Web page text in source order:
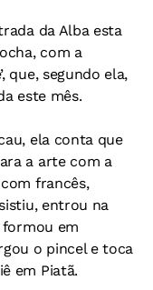
da Alba esta
com a
que, segundo ela,
este mês.
ela conta que
a arte com a
francês,
entrou na
formou em
o pincel e toca
em Piatã.